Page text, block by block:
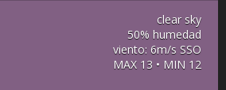
clear sky
50% humedad
viento: 6m/s SSO
MAX 13 • MIN 12